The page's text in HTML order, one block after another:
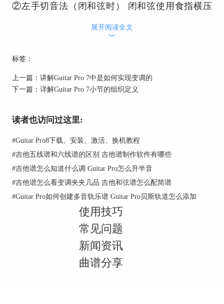
②左手切音法（闭和弦时） 闭和弦使用食指横压
手指立即放松，但不可离开琴弦，即可得切音伴奏
的特殊效果。 左手切音法与右手切音法综合使
打开Guitar Pro 7 软件，单击“音效”>“切换全部音轨
展开阅读全文
︾
标签：
上一篇： 讲解Guitar Pro 7中是如何实现变调的
下一篇： 详解Guitar Pro 7小节的组织定义
读者也访问过这里:
#Guitar Pro8下载、安装、激活、换机教程
#吉他五线谱和六线谱的区别 吉他谱制作软件有哪些
#吉他谱怎么知道什么调 Guitar Pro怎么升半音
#吉他谱怎么看变调夹夹几品 吉他和弦谱怎么配简谱
#Guitar Pro如何创建多音轨乐谱 Guitar Pro贝斯轨道怎么添加
使用技巧
常见问题
新闻资讯
曲谱分享